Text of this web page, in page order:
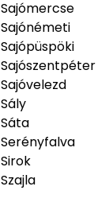
Sajómercse
Sajónémeti
Sajópüspöki
Sajószentpéter
Sajóvelezd
Sály
Sáta
Serényfalva
Sirok
Szajla